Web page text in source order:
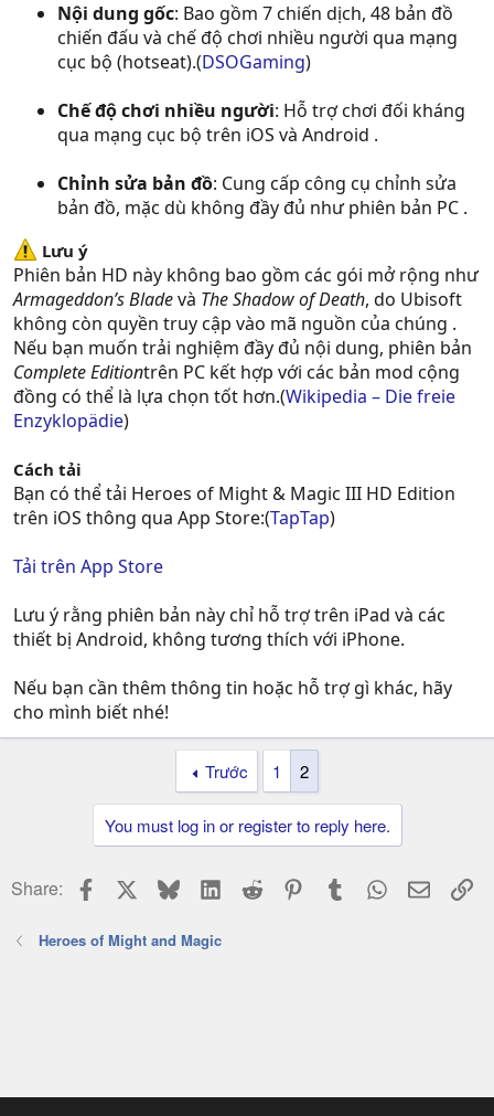
Nội dung gốc: Bao gồm 7 chiến dịch, 48 bản đồ
chiến đấu và chế độ chơi nhiều người qua mạng
cục bộ (hotseat).(DSOGaming)
Chế độ chơi nhiều người: Hỗ trợ chơi đối kháng
qua mạng cục bộ trên iOS và Android .
Chỉnh sửa bản đồ: Cung cấp công cụ chỉnh sửa
bản đồ, mặc dù không đầy đủ như phiên bản PC .
Lưu ý
Phiên bản HD này không bao gồm các gói mở rộng như
Armageddon’s Bladevà The Shadow of Death, do Ubisoft
không còn quyền truy cập vào mã nguồn của chúng .
Nếu bạn muốn trải nghiệm đầy đủ nội dung, phiên bản
Complete Editiontrên PC kết hợp với các bản mod cộng
đồng có thể là lựa chọn tốt hơn.(Wikipedia – Die freie
Enzyklopädie)
Cách tải
Bạn có thể tải Heroes of Might & Magic III HD Edition
trên iOS thông qua App Store:(TapTap)
Tải trên App Store
Lưu ý rằng phiên bản này chỉ hỗ trợ trên iPad và các
thiết bị Android, không tương thích với iPhone.
Nếu bạn cần thêm thông tin hoặc hỗ trợ gì khác, hãy
cho mình biết nhé!
Trước 1 2
You must log in or register to reply here.
Share: Facebook BlueskyLinkedIn
Reddit PinterestTumblr WhatsApp
Email
Heroes of Might and Magic